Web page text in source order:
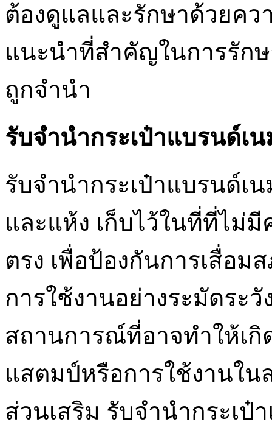
ต้องดูแลและรักษาด้วยคว
แนะนำที่สำคัญในการรัก
ถูกจำนำ
รับจำนำกระเป๋าแบรนด์เ
รับจำนำกระเป๋าแบรนด์เ
และแห้ง เก็บไว้ในที่ที่ไม่
ตรง เพื่อป้องกันการเสื่อม
การใช้งานอย่างระมัดระวั
สถานการณ์ที่อาจทำให้เกิ
แสตมป์หรือการใช้งานใ
ส่วนเสริม รับจำนำกระเป๋